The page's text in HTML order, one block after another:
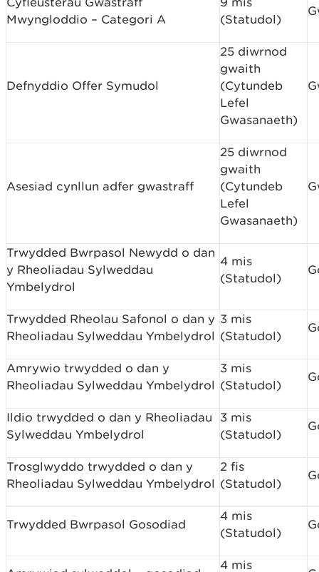
Mwyngloddio – Categori A
(Statudol)
Defnyddio Offer Symudol
25 diwrnod
gwaith
(Cytundeb
Lefel
Gwasanaeth)
Asesiad cynllun adfer gwastraff
25 diwrnod
gwaith
(Cytundeb
Lefel
Gwasanaeth)
Trwydded Bwrpasol Newydd o dan
y Rheoliadau Sylweddau
Ymbelydrol
4 mis
(Statudol)
Trwydded Rheolau Safonol o dan y
Rheoliadau Sylweddau Ymbelydrol
3 mis
(Statudol)
Amrywio trwydded o dan y
Rheoliadau Sylweddau Ymbelydrol
3 mis
(Statudol)
Ildio trwydded o dan y Rheoliadau
Sylweddau Ymbelydrol
3 mis
(Statudol)
Trosglwyddo trwydded o dan y
Rheoliadau Sylweddau Ymbelydrol
2 fis
(Statudol)
Trwydded Bwrpasol Gosodiad
4 mis
(Statudol)
4 mis